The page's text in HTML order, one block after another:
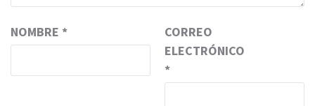
NOMBRE *
CORREO
ELECTRÓNICO
*